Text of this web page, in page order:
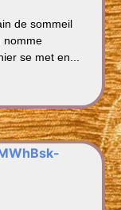
de sommeil
nomme
se met en...